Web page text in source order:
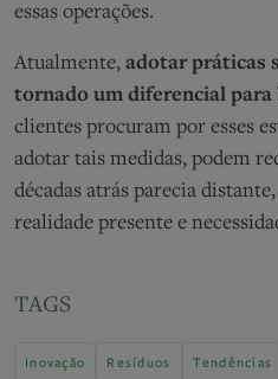
essas operações.
Atualmente, adotar práticas
tornado um diferencial para
clientes procuram por esses
adotar tais medidas, podem
décadas atrás parecia
realidade presente e
TAGS
Inovação Resíduos Tendências